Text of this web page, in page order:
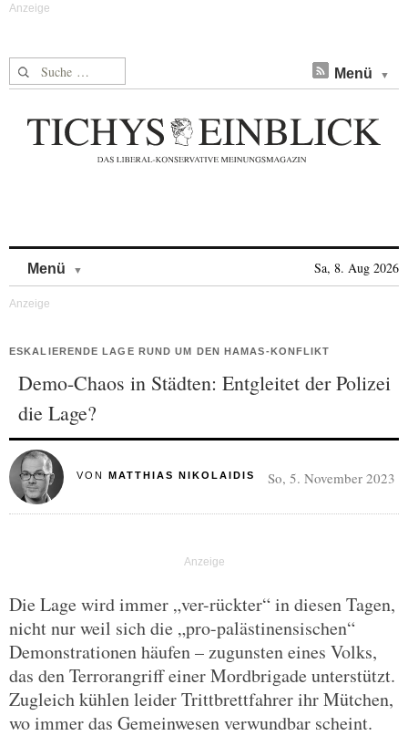
Suche nach: Menü
Menü Sa, 8. Aug 2026
ESKALIERENDE LAGE RUND UM DEN HAMAS-KONFLIKT
Demo-Chaos in Städten: Entgleitet der Polizei
die Lage?
VON MATTHIAS NIKOLAIDIS So, 5. November 2023
Die Lage wird immer „ver-rückter“ in diesen Tagen,
nicht nur weil sich die „pro-palästinensischen“
Demonstrationen häufen – zugunsten eines Volks,
das den Terrorangriff einer Mordbrigade unterstützt.
Zugleich kühlen leider Trittbrettfahrer ihr Mütchen,
wo immer das Gemeinwesen verwundbar scheint.